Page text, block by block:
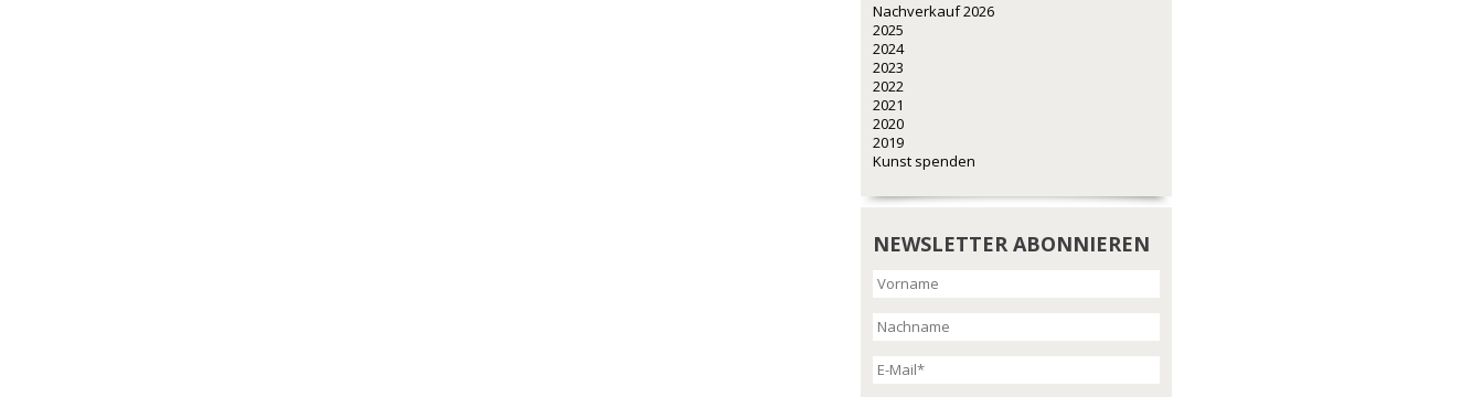
Nachverkauf 2026
2025
2024
2023
2022
2021
2020
2019
Kunst spenden
NEWSLETTER ABONNIEREN